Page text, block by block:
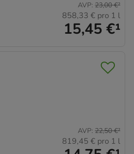
15,45 €¹
AVP: 23,00 €²
858,33 € pro 1 l
AVP: 22,50 €²
819,45 € pro 1 l